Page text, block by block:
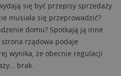
się być przepisy sprzedaży
musiała się przeprowadzić?
domu? Spotkają ją inne
rządowa podaje
wynika, że obecnie regulacji
brak.